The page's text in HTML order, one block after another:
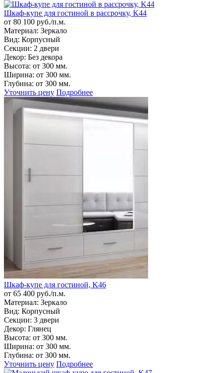
Шкаф-купе для гостиной в рассрочку, K44
от 80 100 руб./п.м.
Материал: Зеркало
Вид: Корпусный
Секции: 2 двери
Декор: Без декора
Высота: от 300 мм.
Ширина: от 300 мм.
Глубина: от 300 мм.
Уточнить цену Подробнее
Шкаф-купе для гостиной, K46
от 65 400 руб./п.м.
Материал: Зеркало
Вид: Корпусный
Секции: 3 двери
Декор: Глянец
Высота: от 300 мм.
Ширина: от 300 мм.
Глубина: от 300 мм.
Уточнить цену Подробнее